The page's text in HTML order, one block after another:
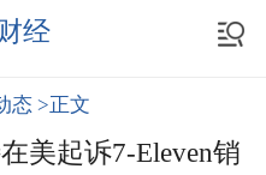
经
态 >正文
美起诉7-Eleven销